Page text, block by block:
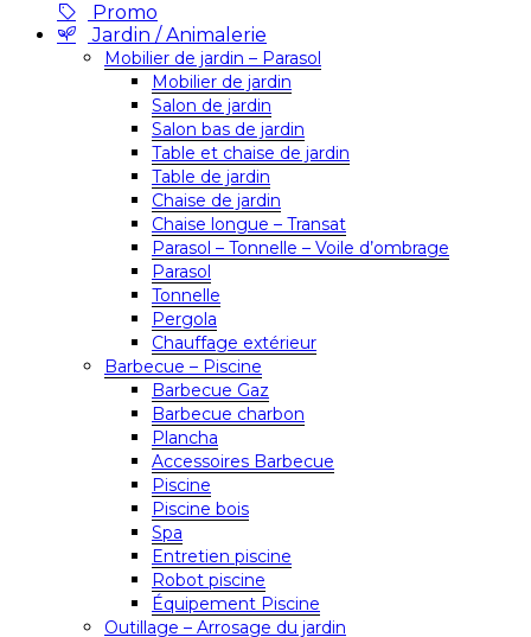
Promo
Jardin / Animalerie
Mobilier de jardin – Parasol
Mobilier de jardin
Salon de jardin
Salon bas de jardin
Table et chaise de jardin
Table de jardin
Chaise de jardin
Chaise longue – Transat
Parasol – Tonnelle – Voile d’ombrage
Parasol
Tonnelle
Pergola
Chauffage extérieur
Barbecue – Piscine
Barbecue Gaz
Barbecue charbon
Plancha
Accessoires Barbecue
Piscine
Piscine bois
Spa
Entretien piscine
Robot piscine
Équipement Piscine
Outillage – Arrosage du jardin